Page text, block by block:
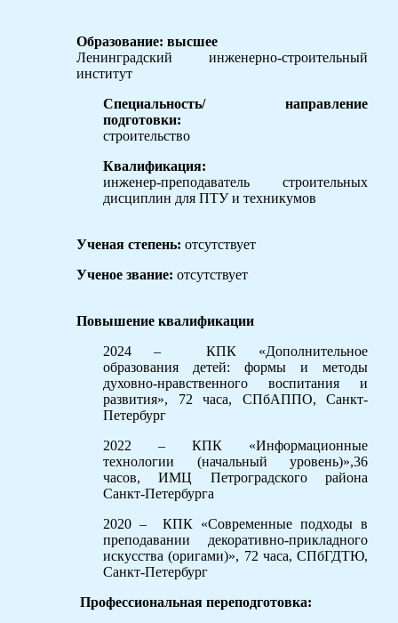
Образование: высшее
Ленинградский инженерно-строительный
институт
Специальность/ направление
подготовки:
строительство
Квалификация:
инженер-преподаватель строительных
дисциплин для ПТУ и техникумов
Ученая степень: отсутствует
Ученое звание: отсутствует
Повышение квалификации
2024 – КПК «Дополнительное
образования детей: формы и методы
духовно-нравственного воспитания и
развития», 72 часа, СПбАППО, Санкт-
Петербург
2022 – КПК «Информационные
технологии (начальный уровень)»,36
часов, ИМЦ Петроградского района
Санкт-Петербурга
2020 – КПК «Современные подходы в
преподавании декоративно-прикладного
искусства (оригами)», 72 часа, СПбГДТЮ,
Санкт-Петербург
Профессиональная переподготовка: